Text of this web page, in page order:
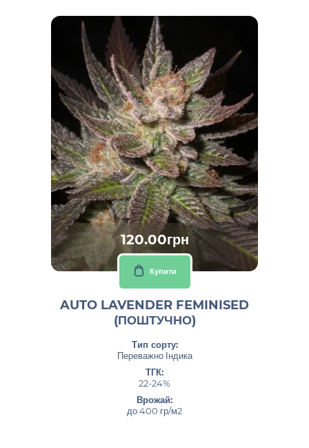
120.00грн
Купити
AUTO LAVENDER FEMINISED
(ПОШТУЧНО)
Тип сорту:
Переважно Індика
ТГК:
22-24%
Врожай:
до 400 гр/м2